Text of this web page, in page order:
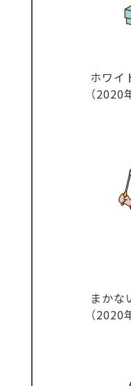
ホワイ
（2020
まかな
（2020